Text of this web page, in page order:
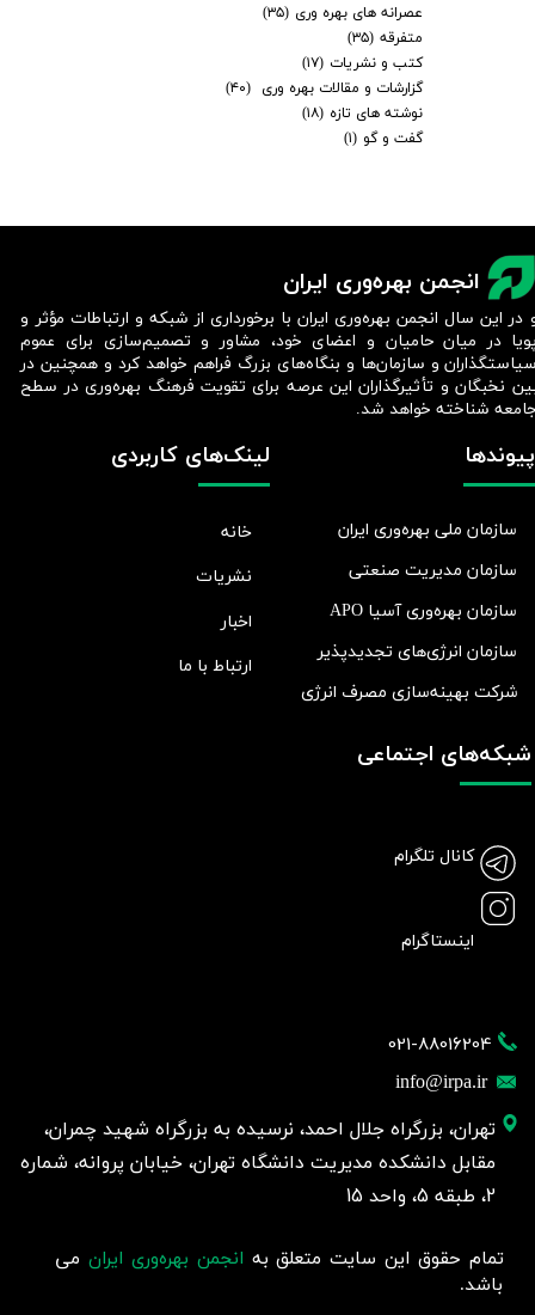
عصرانه های بهره وری (۳۵)
متفرقه (۳۵)
کتب و نشریات (۱۷)
گزارشات و مقالات بهره وری
(۴۰)
نوشته های تازه (۱۸)
گفت و گو (۱)
انجمن بهره‌وری ایران
021-88016204
info@irpa.ir
تهران، بزرگراه جلال احمد، نرسیده به بزرگراه شهید چمران،
مقابل دانشکده مدیریت دانشگاه تهران، خیابان پروانه، شماره
2، طبقه 5، واحد 15
لینک‌های کاربردی
خانه
نشریات
اخبار
ارتباط با ما
پیوندها
سازمان ملی بهره‌وری ایران
سازمان مدیریت صنعتی
سازمان بهره‌وری آسیا APO
سازمان انرژی‌های تجدیدپذیر
شرکت بهينه‌سازی مصرف انرژی
شبکه‌های اجتماعی
کانال تلگرام
اینستاگرام
تمام حقوق این سایت متعلق به انجمن بهره‌وری ایران می
باشد.
در این سال انجمن بهره‌وری ایران با برخورداری از شبکه و ارتباطات مؤثر و
در میان حامیان و اعضای خود، مشاور و تصمیم‌سازی برای عموم
و سازمان‌ها و بنگاه‌های بزرگ فراهم خواهد کرد و همچنین در
نخبگان و تأثیرگذاران این عرصه برای تقویت فرهنگ بهره‌وری در سطح
شناخته خواهد شد.​​​​​​​